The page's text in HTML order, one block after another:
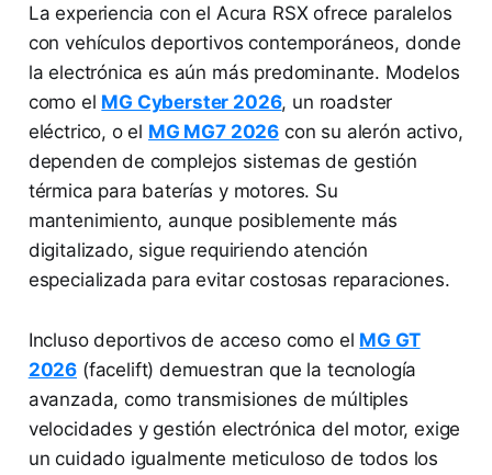
La experiencia con el Acura RSX ofrece paralelos
con vehículos deportivos contemporáneos, donde
la electrónica es aún más predominante. Modelos
como el MG Cyberster 2026, un roadster
eléctrico, o el MG MG7 2026 con su alerón activo,
dependen de complejos sistemas de gestión
térmica para baterías y motores. Su
mantenimiento, aunque posiblemente más
digitalizado, sigue requiriendo atención
especializada para evitar costosas reparaciones.
Incluso deportivos de acceso como el MG GT
2026 (facelift) demuestran que la tecnología
avanzada, como transmisiones de múltiples
velocidades y gestión electrónica del motor, exige
un cuidado igualmente meticuloso de todos los